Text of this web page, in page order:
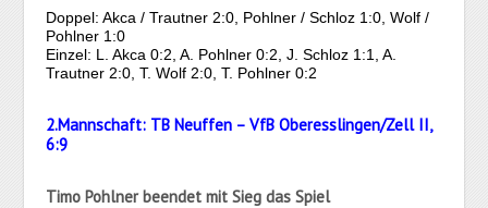
Doppel: Akca / Trautner 2:0, Pohlner / Schloz 1:0, Wolf /
Pohlner 1:0
Einzel: L. Akca 0:2, A. Pohlner 0:2, J. Schloz 1:1, A.
Trautner 2:0, T. Wolf 2:0, T. Pohlner 0:2
2.Mannschaft: TB Neuffen – VfB Oberesslingen/Zell II,
6:9
Timo Pohlner beendet mit Sieg das Spiel